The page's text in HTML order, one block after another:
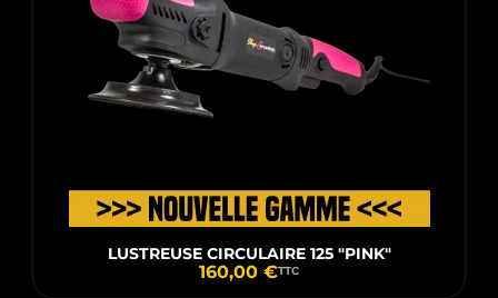
LUSTREUSE CIRCULAIRE 125 "PINK"
160,00 €TTC